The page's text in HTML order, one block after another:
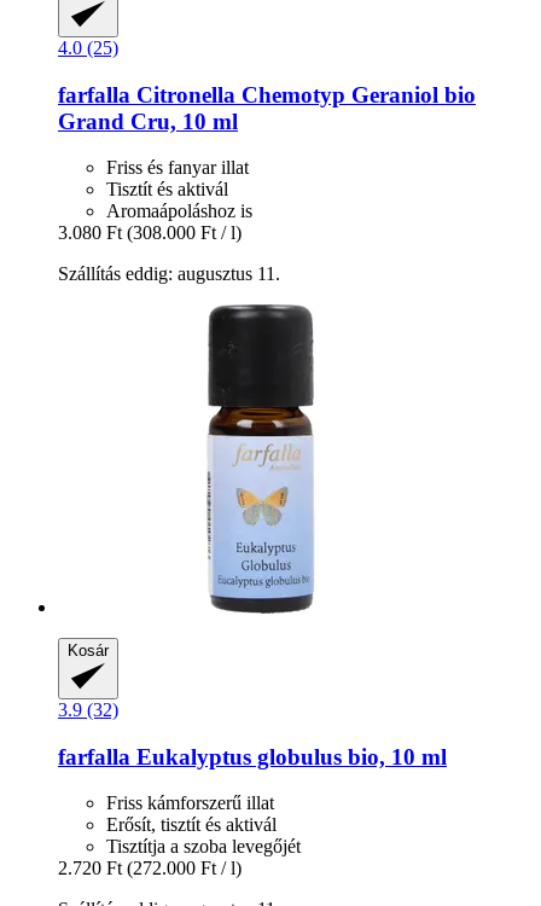
4.0 (25)
farfalla Citronella Chemotyp Geraniol bio
Grand Cru, 10 ml
Friss és fanyar illat
Tisztít és aktivál
Aromaápoláshoz is
3.080 Ft (308.000 Ft / l)
Szállítás eddig: augusztus 11.
Kosár
3.9 (32)
farfalla Eukalyptus globulus bio, 10 ml
Friss kámforszerű illat
Erősít, tisztít és aktivál
Tisztítja a szoba levegőjét
2.720 Ft (272.000 Ft / l)